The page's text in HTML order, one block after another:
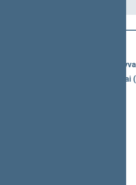
Seimo vaizdo ir garso įrašų
Spaudos konferencijų garso įrašai